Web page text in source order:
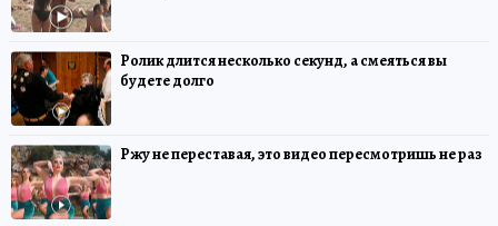
Ролик длится несколько секунд, а смеяться вы
будете долго
Ржу не переставая, это видео пересмотришь не раз